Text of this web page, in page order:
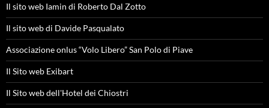
Il sito web Iamin di Roberto Dal Zotto
Il sito web di Davide Pasqualato
Associazione onlus “Volo Libero” San Polo di Piave
Il Sito web Exibart
Il Sito web dell'Hotel dei Chiostri